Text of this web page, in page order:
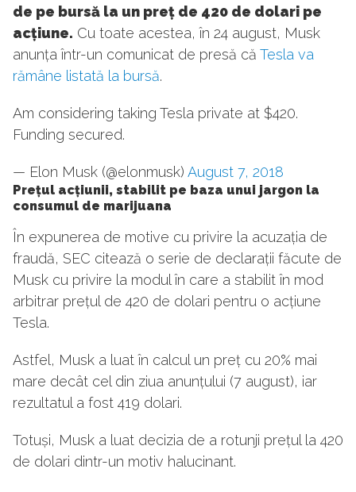
de pe bursă la un preț de 420 de dolari pe
acțiune. Cu toate acestea, în 24 august, Musk
anunța într-un comunicat de presă că Tesla va
rămâne listată la bursă.
Am considering taking Tesla private at $420.
Funding secured.
— Elon Musk (@elonmusk) August 7, 2018
Prețul acțiunii, stabilit pe baza unui jargon la
consumul de marijuana
În expunerea de motive cu privire la acuzația de
fraudă, SEC citează o serie de declarații făcute de
Musk cu privire la modul în care a stabilit în mod
arbitrar prețul de 420 de dolari pentru o acțiune
Tesla.
Astfel, Musk a luat în calcul un preț cu 20% mai
mare decât cel din ziua anunțului (7 august), iar
rezultatul a fost 419 dolari.
Totuși, Musk a luat decizia de a rotunji prețul la 420
de dolari dintr-un motiv halucinant.